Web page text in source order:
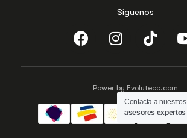
Síguenos
Power by Evolutecc.com
Contacta a nuestros
asesores expertos